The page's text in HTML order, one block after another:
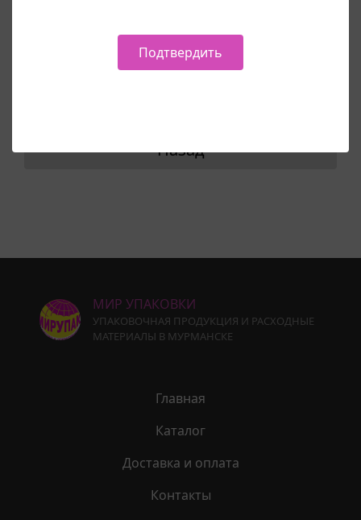
Подтвердить
Назад
МИР УПАКОВКИ
УПАКОВОЧНАЯ ПРОДУКЦИЯ И РАСХОДНЫЕ
МАТЕРИАЛЫ В МУРМАНСКЕ
Главная
Каталог
Доставка и оплата
Контакты